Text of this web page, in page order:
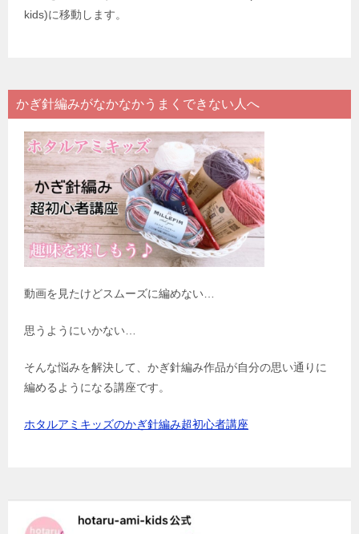
kids)に移動します。
かぎ針編みがなかなかうまくできない人へ
動画を見たけどスムーズに編めない…
思うようにいかない…
そんな悩みを解決して、かぎ針編み作品が自分の思い通りに
編めるようになる講座です。
ホタルアミキッズのかぎ針編み超初心者講座